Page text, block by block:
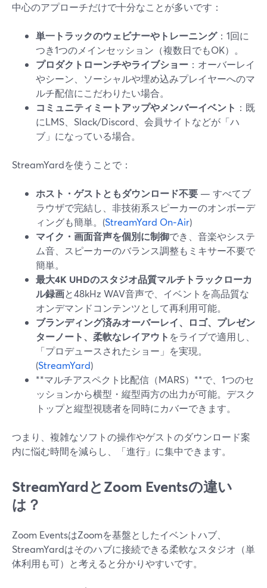
中心のアプローチだけで十分なことが多いです：
単一トラックのウェビナーやトレーニング：1回に
つき1つのメインセッション（複数日でもOK）。
プロダクトローンチやライブショー ：オーバーレイ
やシーン、ソーシャルや埋め込みプレイヤーへのマ
ルチ配信にこだわりたい場合。
コミュニティミートアップやメンバーイベント ：既
にLMS、Slack/Discord、会員サイトなどが「ハ
ブ」になっている場合。
StreamYardを使うことで：
ホスト・ゲストともダウンロード不要 — すべてブ
ラウザで完結し、非技術系スピーカーのオンボーデ
ィングも簡単。(StreamYard On‑Air)
マイク・画面音声を個別に制御でき、音楽やシステ
ム音、スピーカーのバランス調整もミキサー不要で
簡単。
最大4K UHDのスタジオ品質マルチトラックローカ
ル録画と48kHz WAV音声で、イベントを高品質な
オンデマンドコンテンツとして再利用可能。
ブランディング済みオーバーレイ、ロゴ、プレゼン
ターノート、柔軟なレイアウト をライブで適用し、
「プロデュースされたショー」を実現。
(StreamYard)
**マルチアスペクト比配信（MARS）**で、1つのセ
ッションから横型・縦型両方の出力が可能。デスク
トップと縦型視聴者を同時にカバーできます。
つまり、複雑なソフトの操作やゲストのダウンロード案
内に悩む時間を減らし、「進行」に集中できます。
StreamYardとZoom Eventsの違い
は？
Zoom EventsはZoomを基盤としたイベントハブ、
StreamYardはそのハブに接続できる柔軟なスタジオ（単
体利用も可）と考えると分かりやすいです。